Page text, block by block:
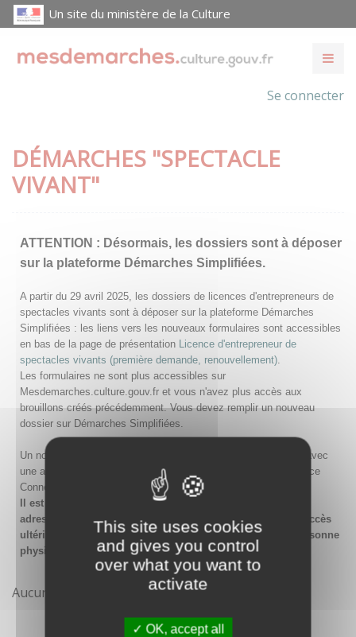
This site uses cookies
and gives you control
over what you want to
activate
OK, accept all
Un site du ministère de la Culture
Se connecter
DÉMARCHES "SPECTACLE
VIVANT"
ATTENTION : Désormais, les dossiers sont à déposer
sur la plateforme Démarches Simplifiées.
A partir du 29 avril 2025, les dossiers de licences d'entrepreneurs de
spectacles vivants sont à déposer sur la plateforme Démarches
Simplifiées : les liens vers les nouveaux formulaires sont accessibles
en bas de la page de présentation Licence d'entrepreneur de
spectacles vivants (première demande, renouvellement).
Les formulaires ne sont plus accessibles sur
Mesdemarches.culture.gouv.fr et vous n'avez plus accès aux
brouillons créés précédemment. Vous devez remplir un nouveau
dossier sur Démarches Simplifiées.
Un nouveau compte doit être créé sur Démarches Simplifiées avec
une adresse email et un mot de passe, ou en passant par France
Connect.
Il est conseillé lors de la création du compte de saisir une
adresse email générique de l'organisme afin de garantir l'accès
ultérieur au compte même en cas de changement de la personne
physique gestionnaire.
Aucune démarche pour le moment